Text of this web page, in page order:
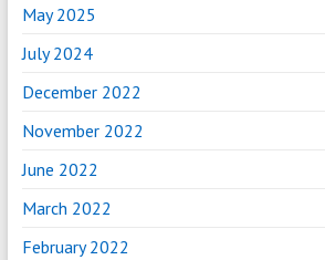
May 2025
July 2024
December 2022
November 2022
June 2022
March 2022
February 2022